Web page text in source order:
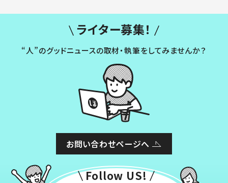
ライター募集！
“人”のグッドニュースの取材・執筆をしてみませんか？
お問い合わせページへ
Follow US!